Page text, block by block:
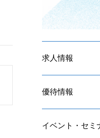
求人情報
優待情報
イベント・セミ